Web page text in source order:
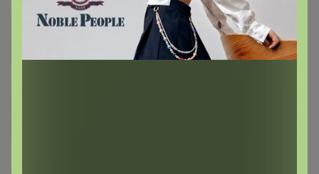
СП153 В НАЛИЧИИ! РАСПРОДАЖА!!!
Много полезного и нужного!
Стоп 09 августа